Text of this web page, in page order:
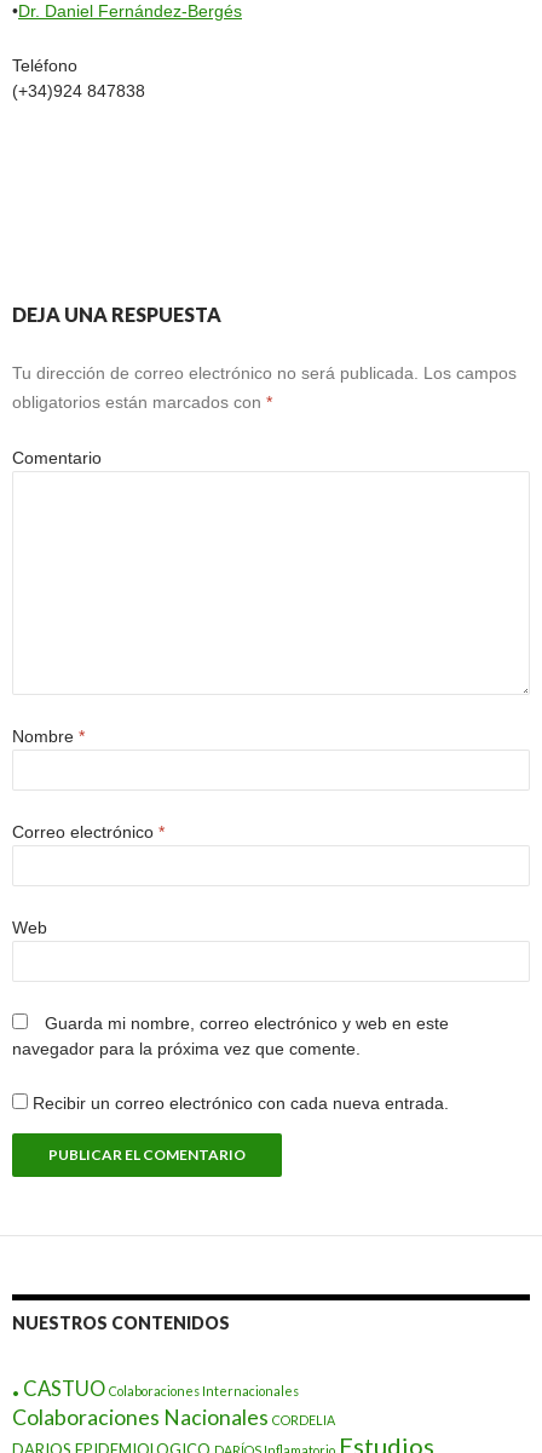
•Dr. Daniel Fernández-Bergés
Teléfono
(+34)924 847838
DEJA UNA RESPUESTA
Tu dirección de correo electrónico no será publicada.
Los campos
obligatorios están marcados con *
Comentario
Nombre *
Correo electrónico *
Web
Guarda mi nombre, correo electrónico y web en este
navegador para la próxima vez que comente.
Recibir un correo electrónico con cada nueva entrada.
NUESTROS CONTENIDOS
. CASTUO Colaboraciones Internacionales
Colaboraciones Nacionales CORDELIA
Estudios